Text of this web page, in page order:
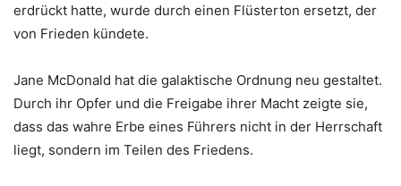
erdrückt hatte, wurde durch einen Flüsterton ersetzt, der
von Frieden kündete.
Jane McDonald hat die galaktische Ordnung neu gestaltet.
Durch ihr Opfer und die Freigabe ihrer Macht zeigte sie,
dass das wahre Erbe eines Führers nicht in der Herrschaft
liegt, sondern im Teilen des Friedens.